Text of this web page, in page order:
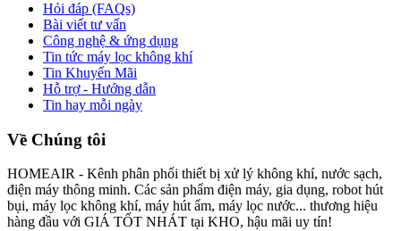
Hỏi đáp (FAQs)
Bài viết tư vấn
Công nghệ & ứng dụng
Tin tức máy lọc không khí
Tin Khuyến Mãi
Hỗ trợ - Hướng dẫn
Tin hay mỗi ngày
Về Chúng tôi
HOMEAIR - Kênh phân phối thiết bị xử lý không khí, nước sạch,
điện máy thông minh. Các sản phẩm điện máy, gia dụng, robot hút
bụi, máy lọc không khí, máy hút ẩm, máy lọc nước... thương hiệu
hàng đầu với GIÁ TỐT NHÁT tại KHO, hậu mãi uy tín!